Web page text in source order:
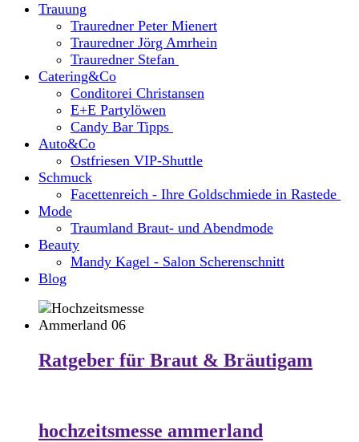
Trauung
Trauredner Peter Mienert
Trauredner Jörg Amrhein
Trauredner Stefan
Catering&Co
Conditorei Christansen
E+E Partylöwen
Candy Bar Tipps
Auto&Co
Ostfriesen VIP-Shuttle
Schmuck
Facettenreich - Ihre Goldschmiede in Rastede
Mode
Traumland Braut- und Abendmode
Beauty
Mandy Kagel - Salon Scherenschnitt
Blog
Ratgeber für Braut & Bräutigam
hochzeitsmesse ammerland